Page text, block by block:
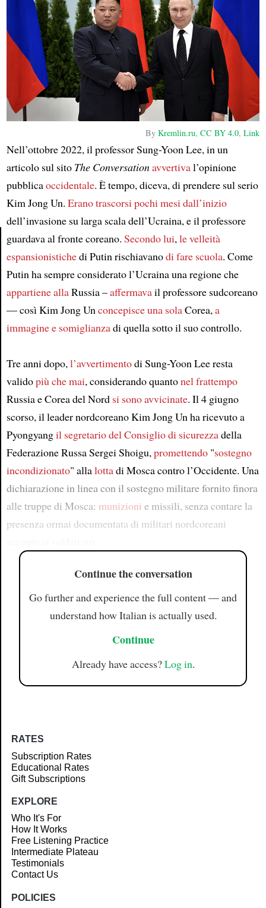
Article
ByKremlin.ru,CC BY 4.0,Link
Nell’ottobre 2022, il professor Sung-Yoon Lee, in un
articolo sul sito The Conversationavvertival’opinione
pubblicaoccidentale. È tempo, diceva, di prendere sul serio
Kim Jong Un. Erano trascorsi pochi mesidall’inizio
dell’invasione su larga scala dell’Ucraina, e il professore
guardava al fronte coreano. Secondo lui,le velleità
espansionistichedi Putin rischiavanodi fare scuola. Come
Putin ha sempre considerato l’Ucraina una regione che
appartiene allaRussia –affermavail professore sudcoreano
— così Kim Jong Unconcepisce una solaCorea,a
immagine e somiglianzadi quella sotto il suo controllo.
Tre anni dopo,l’avvertimentodi Sung-Yoon Lee resta
validopiù che mai, considerando quantonel frattempo
Russia e Corea del Nord si sono avvicinate. Il 4 giugno
scorso, il leader nordcoreano Kim Jong Un ha ricevuto a
Pyongyangil segretario del Consiglio di sicurezzadella
Federazione Russa Sergei Shoigu,promettendo"sostegno
incondizionato" allalottadi Mosca contro l’Occidente. Una
dichiarazione in linea con il sostegno militare fornito finora
alle truppe di Mosca: munizioni e missili, senza contare la
presenza ormai documentata di militari nordcoreani
Continue the conversation
Go further and experience the full content — and
understand how Italian is actually used.
Continue
Already have access?Log in.
RATES
Subscription Rates
Educational Rates
Gift Subscriptions
EXPLORE
Who It's For
How It Works
Free Listening Practice
Intermediate Plateau
Testimonials
Contact Us
POLICIES